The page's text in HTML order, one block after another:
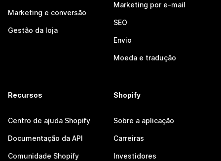
Marketing e conversão
Gestão da loja
Marketing por e-mail
SEO
Envio
Moeda e tradução
Recursos
Centro de ajuda Shopify
Documentação da API
Comunidade Shopify
Shopify
Sobre a aplicação
Carreiras
Investidores